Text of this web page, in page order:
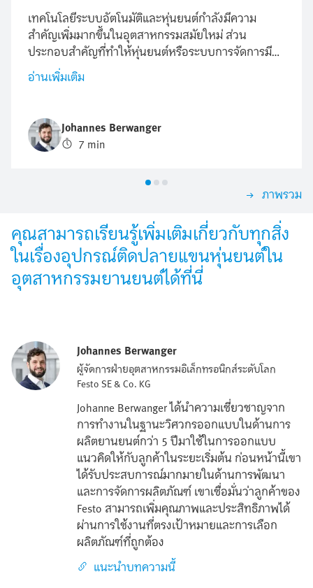
เทคโนโลยีระบบอัตโนมัติและหุ่นยนต์กำลังมีความ
สำคัญเพิ่มมากขึ้นในอุตสาหกรรมสมัยใหม่ ส่วน
ประกอบสำคัญที่ทำให้หุ่นยนต์หรือระบบการจัดการมี
ความยืดหยุ่นและมีประสิทธิภาพก็คืออุปกรณ์ติดปลาย
แขนหุ่นยนต์ (EOAT) EOAT คืออะไร ทำหน้าที่อะไร และ
ที่ครอบคลุมเกี่ยวกับบทบาทของอุปกรณ์ติดปลายแขน
หุ่นยนต์ ประเภทต่างๆ ตลอดจนแนวโน้มและนวัตกรรม
ในปัจจุบัน
อ่านเพิ่มเติม
Johannes Berwanger
7 min
ภาพรวม
คุณสามารถเรียนรู้เพิ่มเติมเกี่ยวกับทุกสิ่ง
ในเรื่องอุปกรณ์ติดปลายแขนหุ่นยนต์ใน
อุตสาหกรรมยานยนต์ได้ที่นี่
Johannes Berwanger
ผู้จัดการฝ่ายอุตสาหกรรมอิเล็กทรอนิกส์ระดับโลก
Festo SE & Co. KG
Johanne Berwanger ได้นำความเชี่ยวชาญจาก
การทำงานในฐานะวิศวกรออกแบบในด้านการ
ผลิตยานยนต์กว่า 5 ปีมาใช้ในการออกแบบ
แนวคิดให้กับลูกค้าในระยะเริ่มต้น ก่อนหน้านี้เขา
ได้รับประสบการณ์มากมายในด้านการพัฒนา
และการจัดการผลิตภัณฑ์ เขาเชื่อมั่นว่าลูกค้าของ
Festo สามารถเพิ่มคุณภาพและประสิทธิภาพได้
ผ่านการใช้งานที่ตรงเป้าหมายและการเลือก
ผลิตภัณฑ์ที่ถูกต้อง
แนะนำบทความนี้